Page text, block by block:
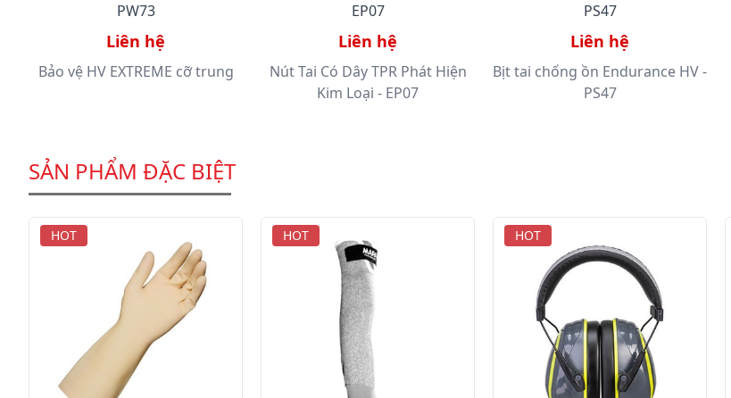
PW73
Liên hệ
Bảo vệ HV EXTREME cỡ trung
EP07
Liên hệ
Nút Tai Có Dây TPR Phát Hiện
Kim Loại - EP07
PS47
Liên hệ
Bịt tai chống ồn Endurance HV -
PS47
SẢN PHẨM ĐẶC BIỆT
HOT HOT HOT